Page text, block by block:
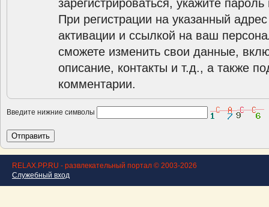
зарегистрироваться, укажите
При регистрации на указанный
активации и ссылкой на ваш
сможете изменить свои данные,
описание, контакты и т.д., а также
комментарии.
Введите нижние символы
RELAX.PP.RU - развлекательный портал © 2003-2026
Служебный вход